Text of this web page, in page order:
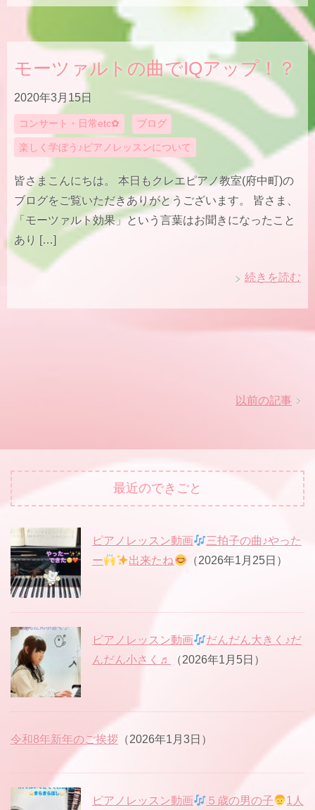
モーツァルトの曲でIQアップ！？
2020年3月15日
コンサート・日常etc✿ ブログ
楽しく学ぼう♪ピアノレッスンについて
皆さまこんにちは。 本日もクレエピアノ教室(府中町)の
ブログをご覧いただきありがとうございます。 皆さま、
「モーツァルト効果」という言葉はお聞きになったこと
あり […]
続きを読む
以前の記事
最近のできごと
ピアノレッスン動画
三拍子の曲♪やった
ー
出来たね （2026年1月25日）
ピアノレッスン動画
だんだん大きく♪だ
んだん小さく♬
（2026年1月5日）
令和8年新年のご挨拶 （2026年1月3日）
ピアノレッスン動画 ５歳の男の子
1人